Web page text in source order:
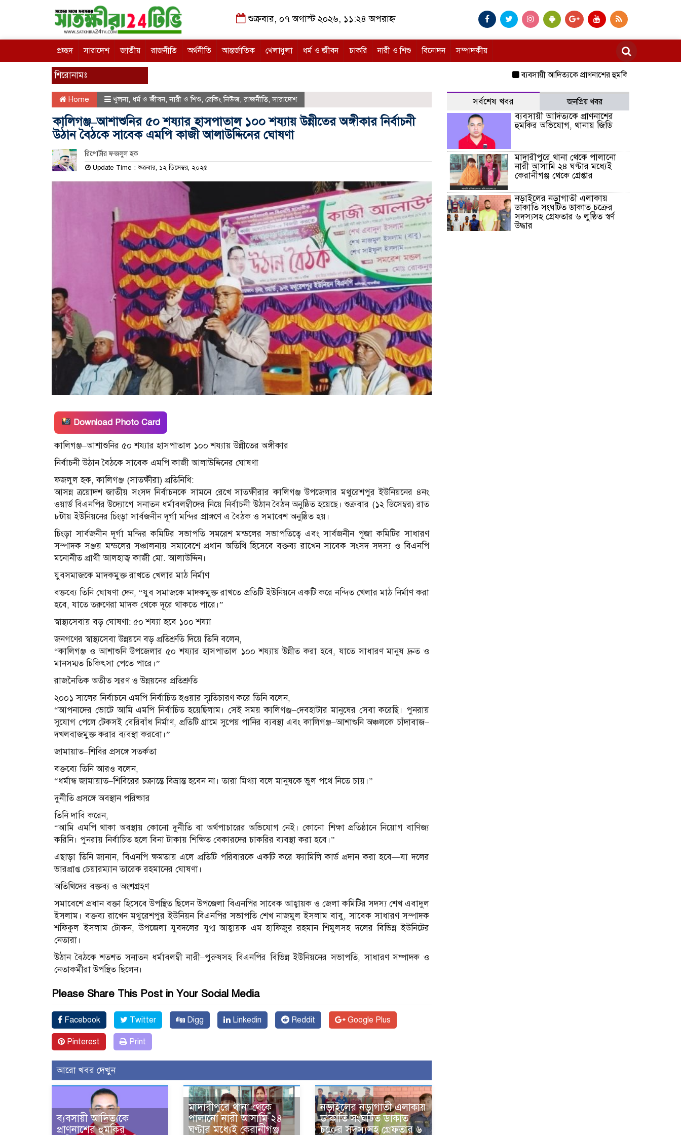
শুক্রবার, ০৭ অগাস্ট ২০২৬, ১১:২৪ অপরাহ্ন
প্রচ্ছদ সারাদেশ জাতীয় রাজনীতি অর্থনীতি আন্তর্জাতিক খেলাধুলা ধর্ম ও জীবন চাকরি নারী ও শিশু বিনোদন সম্পাদকীয়
শিরোনামঃ ব্যবসায়ী আদিত্যকে প্রাণনাশের হুমকির অভিযোগ, থানায় জিডি
Home খুলনা, ধর্ম ও জীবন,নারী ও শিশু, ব্রেকিং নিউজ, রাজনীতি,সারাদেশ
কালিগঞ্জ–আশাশুনির ৫০ শয্যার হাসপাতাল ১০০ শয্যায় উন্নীতের অঙ্গীকার নির্বাচনী
উঠান বৈঠকে সাবেক এমপি কাজী আলাউদ্দিনের ঘোষণা
রিপোর্টার ফজলুল হক
Update Time : শুক্রবার, ১২ ডিসেম্বর, ২০২৫
Download Photo Card
কালিগঞ্জ–আশাশুনির ৫০ শয্যার হাসপাতাল ১০০ শয্যায় উন্নীতের অঙ্গীকার
নির্বাচনী উঠান বৈঠকে সাবেক এমপি কাজী আলাউদ্দিনের ঘোষণা
ফজলুল হক, কালিগঞ্জ (সাতক্ষীরা) প্রতিনিধি:
আসন্ন ত্রয়োদশ জাতীয় সংসদ নির্বাচনকে সামনে রেখে সাতক্ষীরার কালিগঞ্জ উপজেলার মথুরেশপুর ইউনিয়নের ৪নং
ওয়ার্ড বিএনপির উদ্যোগে সনাতন ধর্মাবলম্বীদের নিয়ে নির্বাচনী উঠান বৈঠন অনুষ্ঠিত হয়েছে। শুক্রবার (১২ ডিসেম্বর) রাত
৮টায় ইউনিয়নের চিংড়া সার্বজনীন দূর্গা মন্দির প্রাঙ্গণে এ বৈঠক ও সমাবেশ অনুষ্ঠিত হয়।
চিংড়া সার্বজনীন দূর্গা মন্দির কমিটির সভাপতি সমরেশ মন্ডলের সভাপতিত্বে এবং সার্বজনীন পূজা কমিটির সাধারণ
সম্পাদক সঞ্জয় মন্ডলের সঞ্চালনায় সমাবেশে প্রধান অতিথি হিসেবে বক্তব্য রাখেন সাবেক সংসদ সদস্য ও বিএনপি
মনোনীত প্রার্থী আলহাজ্ব কাজী মো. আলাউদ্দিন।
যুবসমাজকে মাদকমুক্ত রাখতে খেলার মাঠ নির্মাণ
বক্তব্যে তিনি ঘোষণা দেন, “যুব সমাজকে মাদকমুক্ত রাখতে প্রতিটি ইউনিয়নে একটি করে নন্দিত খেলার মাঠ নির্মাণ করা
হবে, যাতে তরুণেরা মাদক থেকে দূরে থাকতে পারে।”
স্বাস্থ্যসেবায় বড় ঘোষণা: ৫০ শয্যা হবে ১০০ শয্যা
জনগণের স্বাস্থ্যসেবা উন্নয়নে বড় প্রতিশ্রুতি দিয়ে তিনি বলেন,
“কালিগঞ্জ ও আশাশুনি উপজেলার ৫০ শয্যার হাসপাতাল ১০০ শয্যায় উন্নীত করা হবে, যাতে সাধারণ মানুষ দ্রুত ও
মানসম্মত চিকিৎসা পেতে পারে।”
রাজনৈতিক অতীত স্মরণ ও উন্নয়নের প্রতিশ্রুতি
২০০১ সালের নির্বাচনে এমপি নির্বাচিত হওয়ার স্মৃতিচারণ করে তিনি বলেন,
“আপনাদের ভোটে আমি এমপি নির্বাচিত হয়েছিলাম। সেই সময় কালিগঞ্জ–দেবহাটার মানুষের সেবা করেছি। পুনরায়
সুযোগ পেলে টেকসই বেরিবাঁধ নির্মাণ, প্রতিটি গ্রামে সুপেয় পানির ব্যবস্থা এবং কালিগঞ্জ–আশাশুনি অঞ্চলকে চাঁদাবাজ–
দখলবাজমুক্ত করার ব্যবস্থা করবো।”
জামায়াত–শিবির প্রসঙ্গে সতর্কতা
বক্তব্যে তিনি আরও বলেন,
“ধর্মান্ধ জামায়াত–শিবিরের চক্রান্তে বিভ্রান্ত হবেন না। তারা মিথ্যা বলে মানুষকে ভুল পথে নিতে চায়।”
দুর্নীতি প্রসঙ্গে অবস্থান পরিষ্কার
তিনি দাবি করেন,
“আমি এমপি থাকা অবস্থায় কোনো দুর্নীতি বা অর্থপাচারের অভিযোগ নেই। কোনো শিক্ষা প্রতিষ্ঠানে নিয়োগ বাণিজ্য
করিনি। পুনরায় নির্বাচিত হলে বিনা টাকায় শিক্ষিত বেকারদের চাকরির ব্যবস্থা করা হবে।”
এছাড়া তিনি জানান, বিএনপি ক্ষমতায় এলে প্রতিটি পরিবারকে একটি করে ফ্যামিলি কার্ড প্রদান করা হবে—যা দলের
ভারপ্রাপ্ত চেয়ারম্যান তারেক রহমানের ঘোষণা।
অতিথিদের বক্তব্য ও অংশগ্রহণ
সমাবেশে প্রধান বক্তা হিসেবে উপস্থিত ছিলেন উপজেলা বিএনপির সাবেক আহ্বায়ক ও জেলা কমিটির সদস্য শেখ এবাদুল
ইসলাম। বক্তব্য রাখেন মথুরেশপুর ইউনিয়ন বিএনপির সভাপতি শেখ নাজমুল ইসলাম বাবু, সাবেক সাধারণ সম্পাদক
শফিকুল ইসলাম টোকন, উপজেলা যুবদলের যুগ্ম আহ্বায়ক এম হাফিজুর রহমান শিমুলসহ দলের বিভিন্ন ইউনিটের
নেতারা।
উঠান বৈঠকে শতশত সনাতন ধর্মাবলম্বী নারী–পুরুষসহ বিএনপির বিভিন্ন ইউনিয়নের সভাপতি, সাধারণ সম্পাদক ও
নেতাকর্মীরা উপস্থিত ছিলেন।
Please Share This Post in Your Social Media
Facebook Twitter Digg Linkedin Reddit Google Plus
Pinterest Print
আরো খবর দেখুন
ব্যবসায়ী আদিত্যকে
প্রাণনাশের হুমকির
মাদারীপুরে থানা থেকে
পালানো নারী আসামি ২৪
ঘণ্টার মধ্যেই কেরানীগঞ্জ
নড়াইলের নড়াগাতী এলাকায়
ডাকাতি সংঘটিত ডাকাত
চক্রের সদস্যসহ গ্রেফতার ৬
সর্বশেষ খবর জনপ্রিয় খবর
ব্যবসায়ী আদিত্যকে প্রাণনাশের
হুমকির অভিযোগ, থানায় জিডি
মাদারীপুরে থানা থেকে পালানো
নারী আসামি ২৪ ঘণ্টার মধ্যেই
কেরানীগঞ্জ থেকে গ্রেপ্তার
নড়াইলের নড়াগাতী এলাকায়
ডাকাতি সংঘটিত ডাকাত চক্রের
সদস্যসহ গ্রেফতার ৬ লুণ্ঠিত স্বর্ণ
উদ্ধার